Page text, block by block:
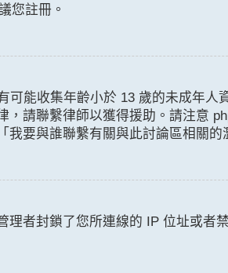
您註冊。
能收集年齡小於 13 歲的未成年人
請聯繫律師以獲得援助。請注意
要與誰聯繫有關與此討論區相關的
者封鎖了您所連線的 IP 位址或者